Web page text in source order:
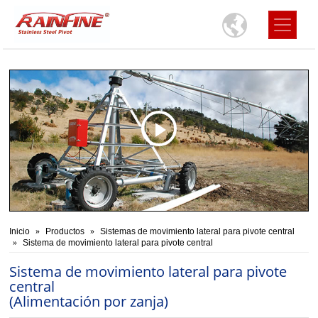
Inicio Productos
Sistemas de movimiento lateral para pivote central
Sistema de movimiento lateral para pivote central
Sistema de movimiento lateral para pivote
central
(Alimentación por zanja)